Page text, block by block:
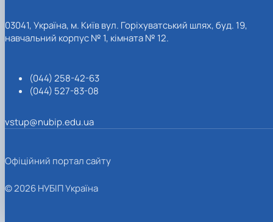
03041, Україна, м. Київ вул. Горіхуватський шлях, буд. 19,
навчальний корпус № 1, кімната № 12.
(044) 258-42-63
(044) 527-83-08
vstup@nubip.edu.ua
Офіційний портал сайту
© 2026 НУБІП Україна